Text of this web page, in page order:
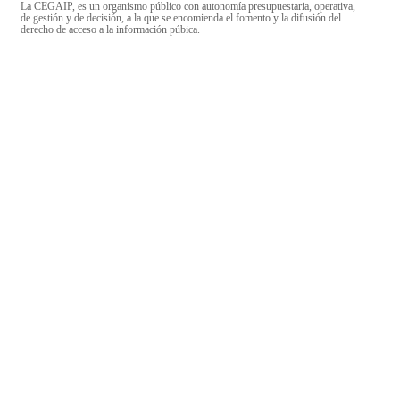
La CEGAIP, es un organismo público con autonomía presupuestaria, operativa,
de gestión y de decisión, a la que se encomienda el fomento y la difusión del
derecho de acceso a la información púbica.